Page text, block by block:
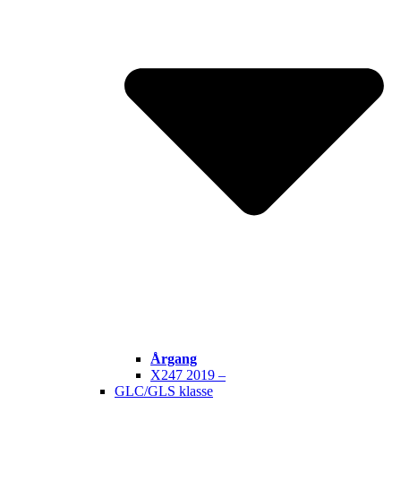
Årgang
X247 2019 –
GLC/GLS klasse